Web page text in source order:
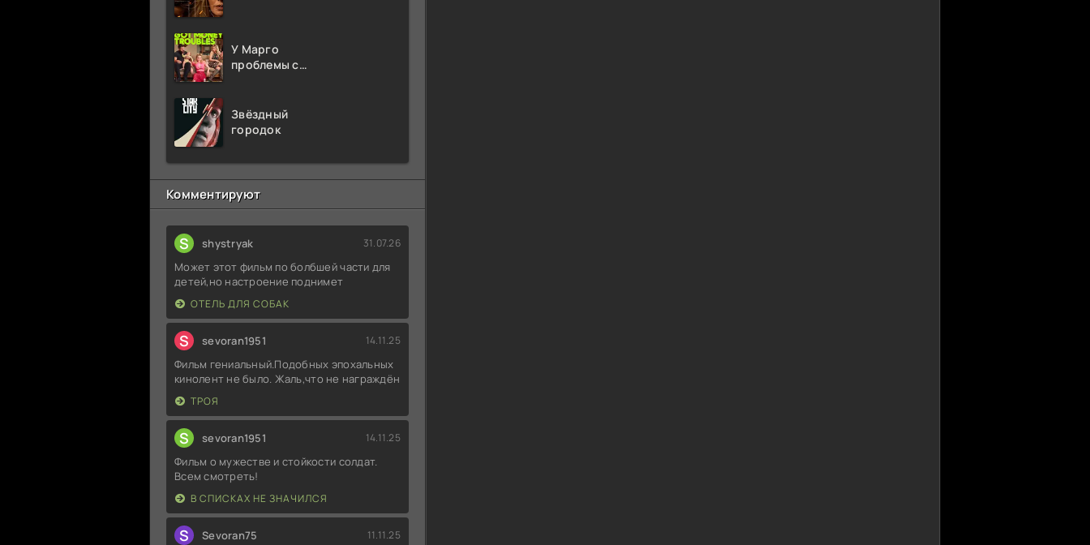
У Марго
проблемы с
Звёздный
городок
Комментируют
S shystryak 31.07.26
Может этот фильм по болбшей части для
детей,но настроение поднимет
ОТЕЛЬ ДЛЯ СОБАК
S sevoran1951 14.11.25
Фильм гениальный.Подобных эпохальных
кинолент не было. Жаль,что не награждён
ТРОЯ
S sevoran1951 14.11.25
Фильм о мужестве и стойкости солдат.
Всем смотреть!
В СПИСКАХ НЕ ЗНАЧИЛСЯ
S Sevoran75 11.11.25